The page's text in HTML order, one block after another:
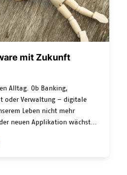
mit Zukunft
Alltag. Ob Banking,
oder Verwaltung – digitale
Leben nicht mehr
neuen Applikation wächst
dass digitale Technologien